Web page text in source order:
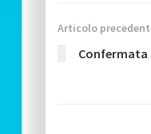
Articolo
Confermata